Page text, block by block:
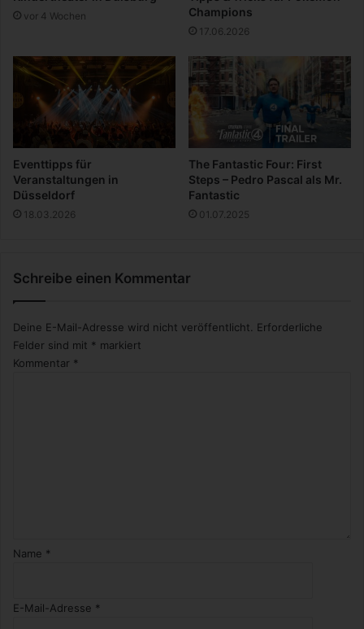
B
l
g
s
u
t
s
a
vor 4 Wochen
Champions
17.06.2026
Eventtipps für
Veranstaltungen in
Düsseldorf
18.03.2026
The Fantastic Four: First
Steps – Pedro Pascal als Mr.
Fantastic
01.07.2025
Schreibe einen Kommentar
Deine E-Mail-Adresse wird nicht veröffentlicht.
Erforderliche
Felder sind mit * markiert
Kommentar *
Name *
E-Mail-Adresse *